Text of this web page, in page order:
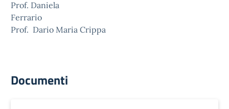
Prof. Daniela
Ferrario
Prof. Dario Maria Crippa
Documenti